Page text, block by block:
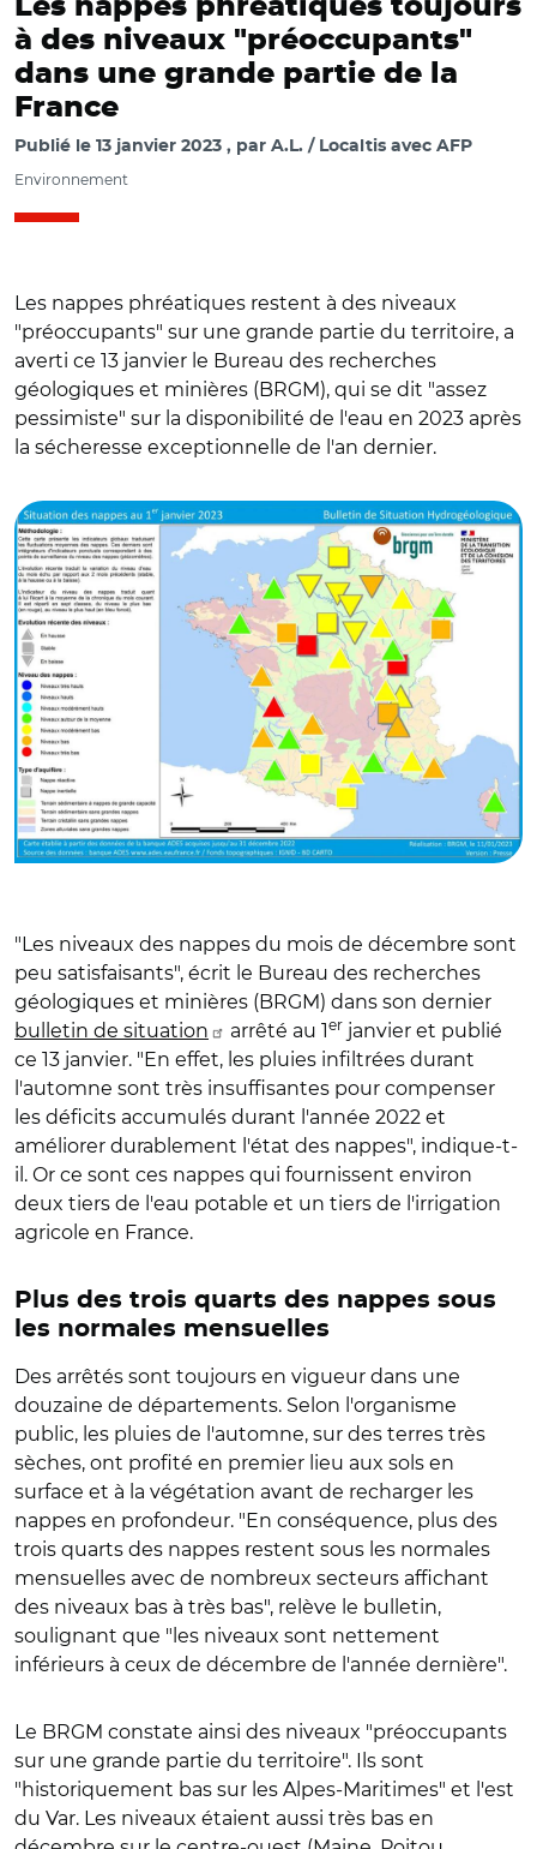
Les nappes phréatiques toujours
à des niveaux "préoccupants"
dans une grande partie de la
France
Publié le 13 janvier 2023 par A.L. / Localtis avec AFP
Environnement
Les nappes phréatiques restent à des niveaux
"préoccupants" sur une grande partie du territoire, a
averti ce 13 janvier le Bureau des recherches
géologiques et minières (BRGM), qui se dit "assez
pessimiste" sur la disponibilité de l'eau en 2023 après
la sécheresse exceptionnelle de l'an dernier.
"Les niveaux des nappes du mois de décembre sont
peu satisfaisants", écrit le Bureau des recherches
géologiques et minières (BRGM) dans son dernier
bulletin de situation
arrêté au 1er janvier et publié
ce 13 janvier. "En effet, les pluies infiltrées durant
l'automne sont très insuffisantes pour compenser
les déficits accumulés durant l'année 2022 et
améliorer durablement l'état des nappes", indique-t-
il. Or ce sont ces nappes qui fournissent environ
deux tiers de l'eau potable et un tiers de l'irrigation
agricole en France.
Plus des trois quarts des nappes sous
les normales mensuelles
Des arrêtés sont toujours en vigueur dans une
douzaine de départements. Selon l'organisme
public, les pluies de l'automne, sur des terres très
sèches, ont profité en premier lieu aux sols en
surface et à la végétation avant de recharger les
nappes en profondeur. "En conséquence, plus des
trois quarts des nappes restent sous les normales
mensuelles avec de nombreux secteurs affichant
des niveaux bas à très bas", relève le bulletin,
soulignant que "les niveaux sont nettement
inférieurs à ceux de décembre de l'année dernière".
Le BRGM constate ainsi des niveaux "préoccupants
sur une grande partie du territoire". Ils sont
"historiquement bas sur les Alpes-Maritimes" et l'est
du Var. Les niveaux étaient aussi très bas en